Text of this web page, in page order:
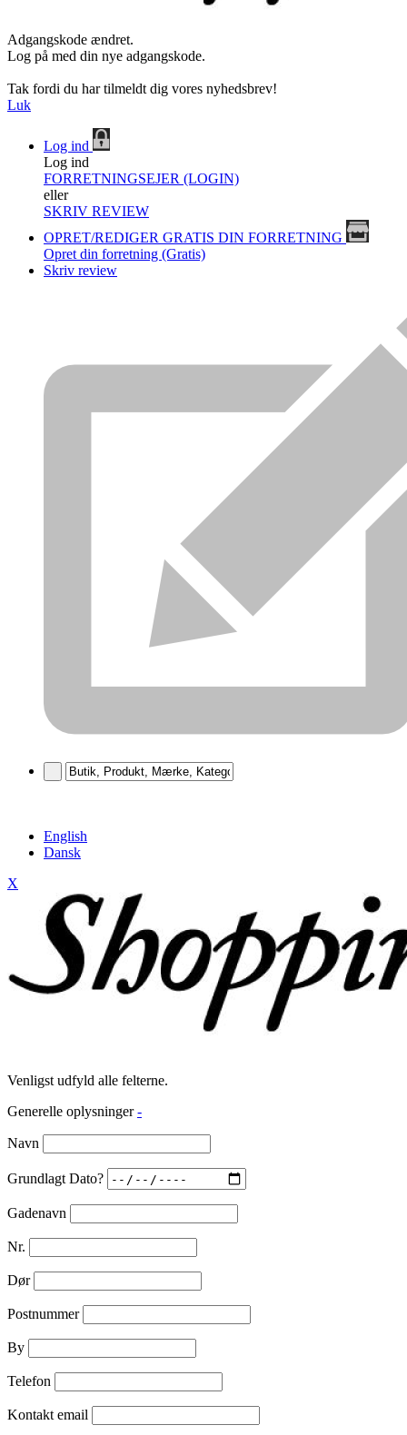
Adgangskode ændret.
Log på med din nye adgangskode.
Tak fordi du har tilmeldt dig vores nyhedsbrev!
Luk
Log ind
Log ind
FORRETNINGSEJER (LOGIN)
eller
SKRIV REVIEW
OPRET/REDIGER GRATIS DIN FORRETNING
Opret din forretning (Gratis)
Skriv review
English
Dansk
X
Venligst udfyld alle felterne.
Generelle oplysninger -
Navn
Grundlagt Dato?
Gadenavn
Nr.
Dør
Postnummer
By
Telefon
Kontakt email